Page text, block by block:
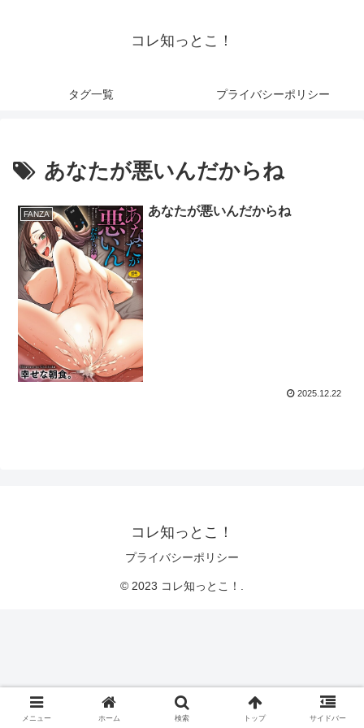
コレ知っとこ！
タグ一覧 プライバシーポリシー
あなたが悪いんだからね
FANZA あなたが悪いんだからね
2025.12.22
コレ知っとこ！
プライバシーポリシー
© 2023 コレ知っとこ！.
メニュー ホーム 検索 トップ サイドバー